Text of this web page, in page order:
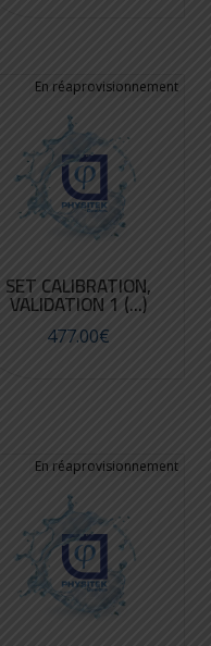
SET CALIBRATION,
VALIDATION 1 (...)
477.00€